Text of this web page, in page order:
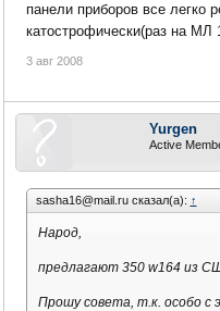
панели приборов все легко
катострофически(раз на МЛ
3 авг 2008
Yurgen
Active
sasha16@mail.ru сказал(а): ↑
Народ,
предлагают 350 w164 из
Прошу совета, т.к. особо с